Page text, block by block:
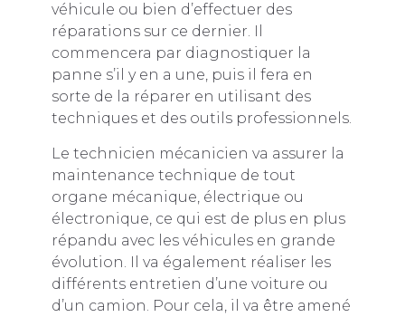
véhicule ou bien d’effectuer des
réparations sur ce dernier. Il
commencera par diagnostiquer la
panne s’il y en a une, puis il fera en
sorte de la réparer en utilisant des
techniques et des outils professionnels.
Le technicien mécanicien va assurer la
maintenance technique de tout
organe mécanique, électrique ou
électronique, ce qui est de plus en plus
répandu avec les véhicules en grande
évolution. Il va également réaliser les
différents entretien d’une voiture ou
d’un camion. Pour cela, il va être amené